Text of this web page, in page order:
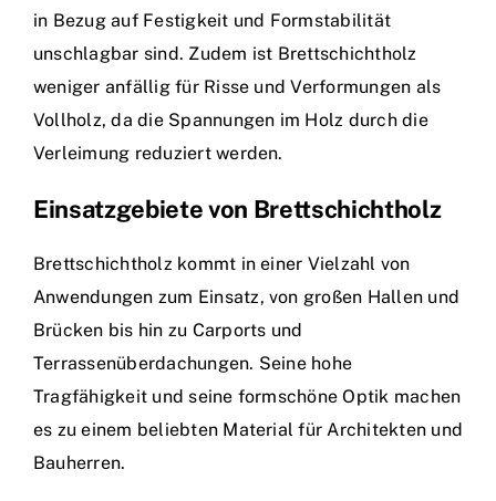
in Bezug auf Festigkeit und Formstabilität
unschlagbar sind. Zudem ist Brettschichtholz
weniger anfällig für Risse und Verformungen als
Vollholz, da die Spannungen im Holz durch die
Verleimung reduziert werden.
Einsatzgebiete von Brettschichtholz
Brettschichtholz kommt in einer Vielzahl von
Anwendungen zum Einsatz, von großen Hallen und
Brücken bis hin zu Carports und
Terrassenüberdachungen. Seine hohe
Tragfähigkeit und seine formschöne Optik machen
es zu einem beliebten Material für Architekten und
Bauherren.